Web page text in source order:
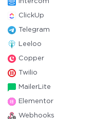
Intercom
ClickUp
Telegram
Leeloo
Copper
Twilio
MailerLite
Elementor
Webhooks